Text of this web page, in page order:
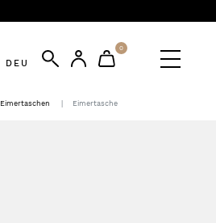
DEU
0
Eimertaschen Eimertasche